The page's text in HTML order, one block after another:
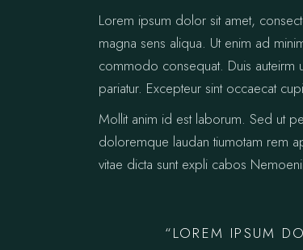
Lorem ipsum dolor sit amet,
magna sens aliqua. Ut enim ad
commodo consequat. Duis auteirm
pariatur. Excepteur sint occaecat
Mollit anim id est laborum. Sed ut
doloremque laudan tiumotam rem
vitae dicta sunt expli cabos
“LOREM IPSUM